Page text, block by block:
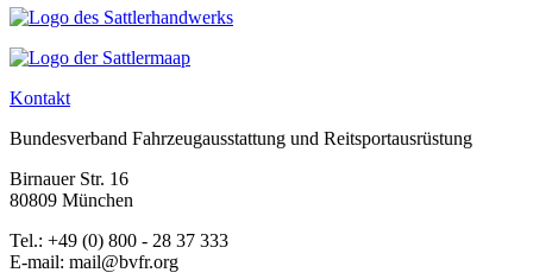
Kontakt
Bundesverband Fahrzeugausstattung und Reitsportausrüstung
Birnauer Str. 16
80809 München
Tel.: +49 (0) 800 - 28 37 333
E-mail: mail@bvfr.org